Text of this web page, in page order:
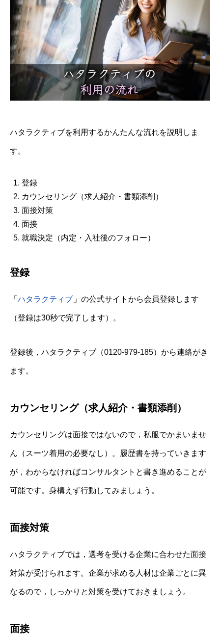
ハタラクティブを利用するかんたんな流れを説明しま
す。
登録
カウンセリング（求人紹介・書類添削）
面接対策
面接
就職決定（内定・入社後のフォロー）
登録
「 ハタラクティブ 」の公式サイトから会員登録します
（登録は30秒で完了します）。
登録後，ハタラクティブ（0120-979-185）から連絡がき
ます。
カウンセリング（求人紹介・書類添削）
カウンセリングは面接ではないので，私服でかまいませ
ん（スーツ着用の必要なし）。履歴書を持っていきます
が，わからなければコンサルタントと書き進めることが
可能です。身構えず行動してみましょう。
面接対策
ハタラクティブでは，選考を受ける企業に合わせた面接
対策が受けられます。企業が求める人材は企業ごとに異
なるので，しっかりと対策を受けておきましょう。
面接